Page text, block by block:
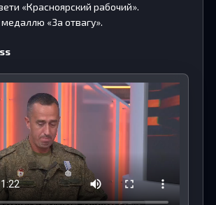
«Красноярский рабочий».
«За отвагу».